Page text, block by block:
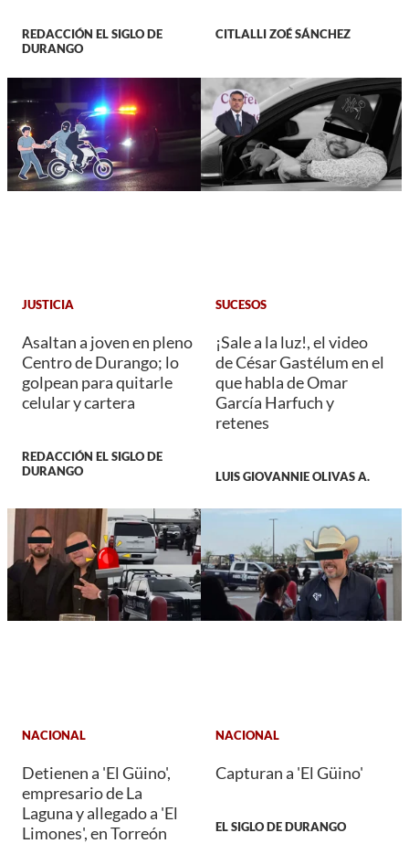
REDACCIÓN EL SIGLO DE
DURANGO
CITLALLI ZOÉ SÁNCHEZ
JUSTICIA
Asaltan a joven en pleno
Centro de Durango; lo
golpean para quitarle
celular y cartera
REDACCIÓN EL SIGLO DE
DURANGO
SUCESOS
¡Sale a la luz!, el video
de César Gastélum en el
que habla de Omar
García Harfuch y
retenes
LUIS GIOVANNIE OLIVAS A.
NACIONAL
Detienen a 'El Güino',
empresario de La
Laguna y allegado a 'El
Limones', en Torreón
NACIONAL
Capturan a 'El Güino'
EL SIGLO DE DURANGO